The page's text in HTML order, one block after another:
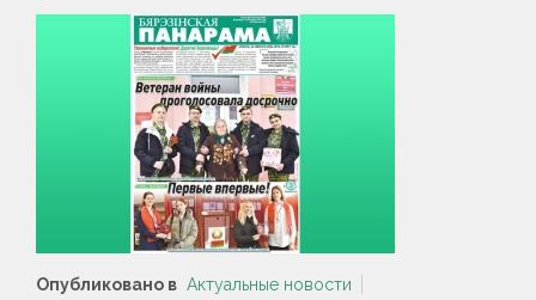
Опубликовано в Актуальные новости